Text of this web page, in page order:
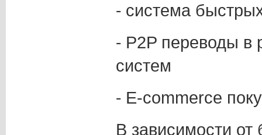
⁃ система
⁃ P2P переводы в
систем
⁃ E-commerce
В зависимости от